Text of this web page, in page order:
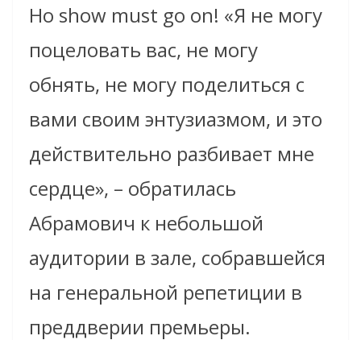
Но show must go on! «Я не могу
поцеловать вас, не могу
обнять, не могу поделиться с
вами своим энтузиазмом, и это
действительно разбивает мне
сердце», – обратилась
Абрамович к небольшой
аудитории в зале, собравшейся
на генеральной репетиции в
преддверии премьеры.